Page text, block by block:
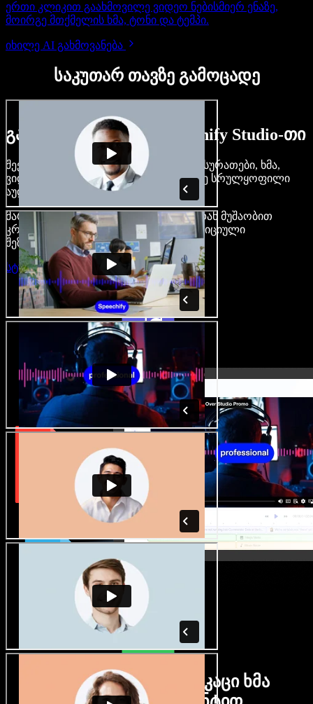
ერთი კლიკით გაახმოვილე ვიდეო ნებისმიერ ენაზე,
მოირგე მთქმელის ხმა, ტონი და ტემპი.
იხილე AI გახმოვანება
საკუთარ თავზე გამოცადე
გაიგე, რას შეძლებ Speechify Studio-თი
შექმენი გახმოვანება, დაამატე უფასო სურათები, ხმა,
ვიდეო, დააკლონირე შენი ხმა — ააწყე სრულყოფილი
აუდიო-ვიდეო პროექტები.
მარტივი ინტერფეისით და ბრაუზერიდან მუშაობით
კრეატორები თავისუფლდებიან ტრადიციული
შეზღუდვებისგან.
სტუდიის გახსნა
ბევრი ქალი და მამაკაცი ხმა